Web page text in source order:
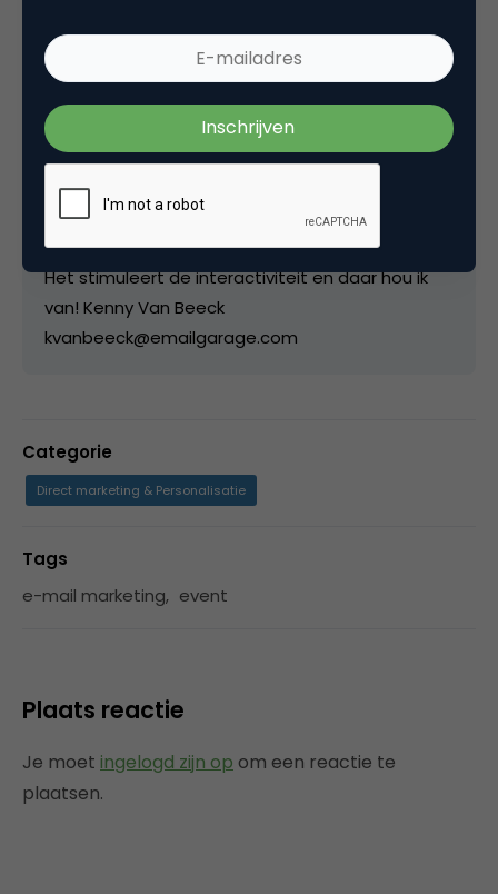
mailmarketing taskforce probeer ik mijn kennis
als e-mail marketeer met de markt te delen.
bedrijven in het opzetten van efficiënte e-mail
communicatie. Zelf diegenen waarvan gezegd
wordt dat ze de internetstap pas laat gezet
hebben ;-) (Unilever Belgium, Mio Tech, Europe, ...)
Ga gerust in dialoog met de geposte artikels.
Het stimuleert de interactiviteit en daar hou ik
van! Kenny Van Beeck
kvanbeeck@emailgarage.com
Categorie
Direct marketing & Personalisatie
Tags
e-mail marketing, event
Plaats reactie
Je moet ingelogd zijn op om een reactie te
plaatsen.